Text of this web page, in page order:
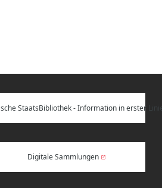
Digitale Sammlungen